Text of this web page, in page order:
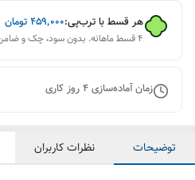
هر قسط با ترب‌پی:۴۵۹٬۰۰۰تومان
۴ قسط ماهانه. بدون سود، چک و ضامن.
زمان آماده‌سازی4روز کاری
توضیحات نظرات کاربران